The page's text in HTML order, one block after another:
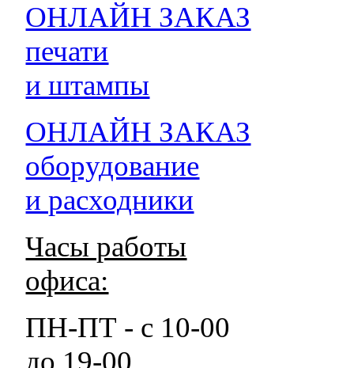
ОНЛАЙН ЗАКАЗ
печати
и штампы
ОНЛАЙН ЗАКАЗ
оборудование
и расходники
Часы работы
офиса:
ПН-ПТ - с 10-00
до 19-00